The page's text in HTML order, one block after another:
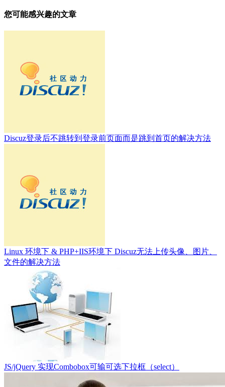
您可能感兴趣的文章
Discuz登录后不跳转到登录前页面而是跳到首页的解决方法
Linux 环境下 & PHP+IIS环境下 Discuz无法上传头像、图片、
文件的解决方法
JS/jQuery 实现Combobox可输可选下拉框（select）